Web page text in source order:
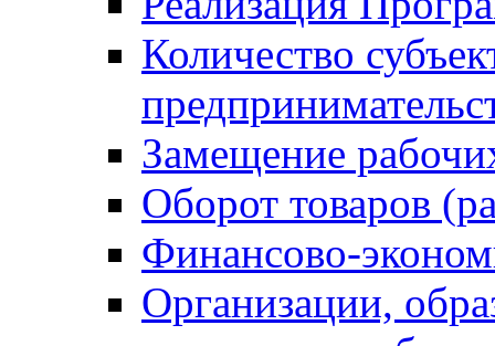
Количество
Замещение
Оборот товаров
Финансово-
Организации,